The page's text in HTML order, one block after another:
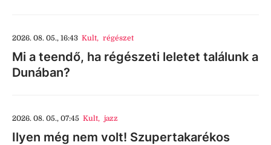
2026. 08. 05., 16:43 Kult, régészet
Mi a teendő, ha régészeti leletet találunk a
Dunában?
2026. 08. 05., 07:45 Kult, jazz
Ilyen még nem volt! Szupertakarékos